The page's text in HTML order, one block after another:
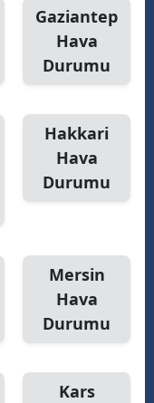
Gaziantep
Hava
Durumu
Hakkari
Hava
Durumu
Mersin
Hava
Durumu
Kars